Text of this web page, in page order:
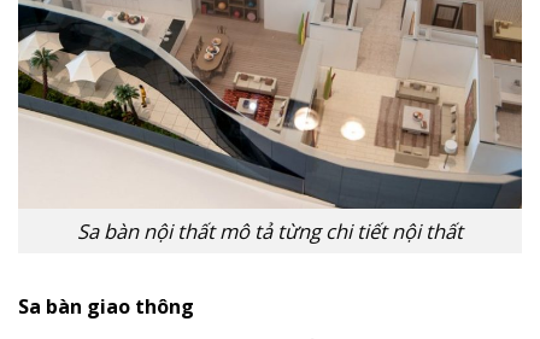
Sa bàn nội thất mô tả từng chi tiết nội thất
Sa bàn giao thông